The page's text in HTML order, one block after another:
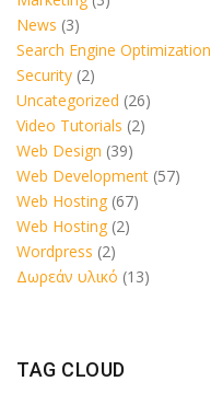
News (3)
Search Engine Optimization
Security (2)
Uncategorized (26)
Video Tutorials (2)
Web Design (39)
Web Development (57)
Web Hosting (67)
Web Hosting (2)
Wordpress (2)
Δωρεάν υλικό (13)
TAG CLOUD